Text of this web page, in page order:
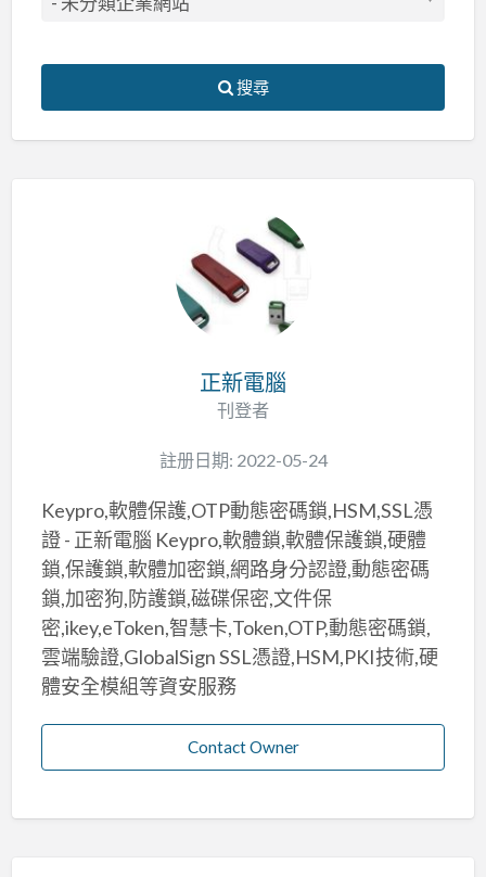
搜尋
正新電腦
刊登者
註册日期: 2022-05-24
Keypro,軟體保護,OTP動態密碼鎖,HSM,SSL憑
證 - 正新電腦 Keypro,軟體鎖,軟體保護鎖,硬體
鎖,保護鎖,軟體加密鎖,網路身分認證,動態密碼
鎖,加密狗,防護鎖,磁碟保密,文件保
密,ikey,eToken,智慧卡,Token,OTP,動態密碼鎖,
雲端驗證,GlobalSign SSL憑證,HSM,PKI技術,硬
體安全模組等資安服務
Contact Owner